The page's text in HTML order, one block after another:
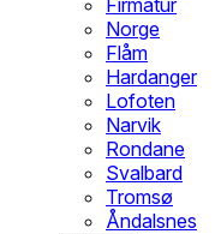
Firmatur
Norge
Flåm
Hardanger
Lofoten
Narvik
Rondane
Svalbard
Tromsø
Åndalsnes